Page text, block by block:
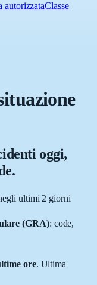
autorizzataClasse
oggi,
ultimi 2 giorni
(GRA): code,
ore. Ultima